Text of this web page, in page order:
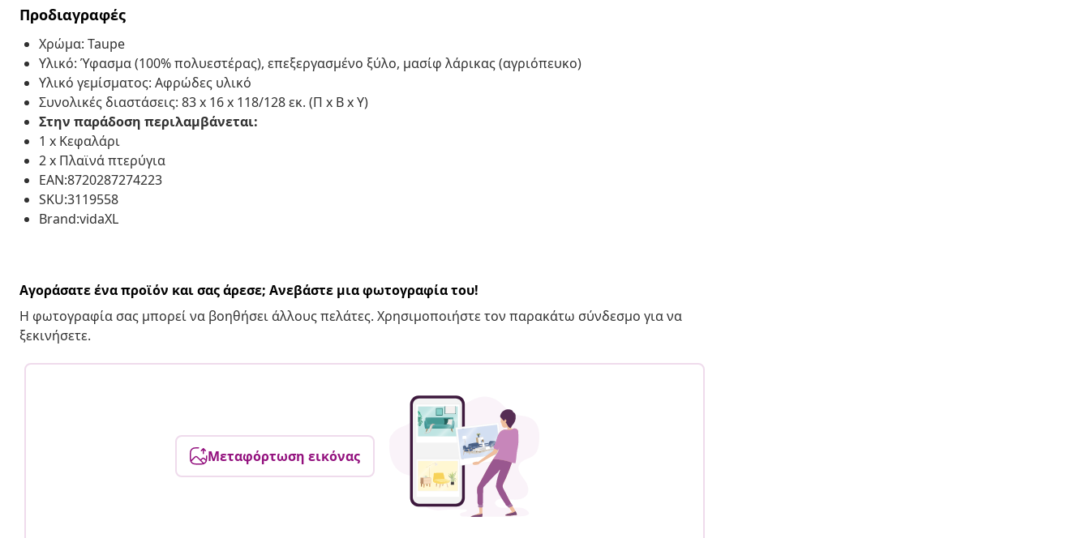
Προδιαγραφές
Χρώμα: Taupe
Υλικό: Ύφασμα (100% πολυεστέρας), επεξεργασμένο ξύλο, μασίφ λάρικας (αγριόπευκο)
Υλικό γεμίσματος: Αφρώδες υλικό
Συνολικές διαστάσεις: 83 x 16 x 118/128 εκ. (Π x Β x Υ)
Στην παράδοση περιλαμβάνεται:
1 x Κεφαλάρι
2 x Πλαϊνά πτερύγια
EAN:8720287274223
SKU:3119558
Brand:vidaXL
Αγοράσατε ένα προϊόν και σας άρεσε; Ανεβάστε μια φωτογραφία του!
Η φωτογραφία σας μπορεί να βοηθήσει άλλους πελάτες. Χρησιμοποιήστε τον παρακάτω σύνδεσμο για να
ξεκινήσετε.
Μεταφόρτωση εικόνας